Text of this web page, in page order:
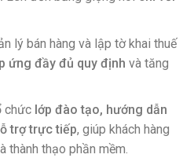
lý bán hàng và lập tờ khai thuế
ứng đầy đủ quy định và tăng
chức lớp đào tạo, hướng dẫn
trợ trực tiếp, giúp khách hàng
thành thạo phần mềm.